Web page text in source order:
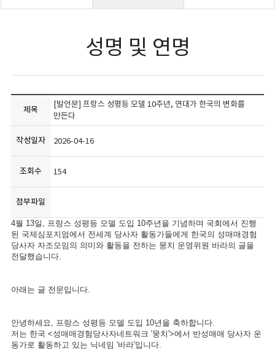
성명 및 연명
제목
[발언문] 프랑스 성평등 모델 10주년, 연대가 한국의 변화를
만든다
작성일자 2026-04-16
조회수 154
첨부파일
4월 13일, 프랑스 성평등 모델 도입 10주년을 기념하며 국회에서 진행
된 국제심포지엄에서 전세계 당사자 활동가들에게 한국의 성매매경험
당사자 자조모임의 의미와 활동을 전하는 뭉치 운영위원 바라의 글을
전달했습니다.
아래는 글 전문입니다.
안녕하세요, 프랑스 성평등 모델 도입 10년을 축하합니다.
저는 한국 <성매매경험당사자네트워크 '뭉치'>에서 반성매매 당사자 운
동가로 활동하고 있는 닉네임 '바라'입니다.